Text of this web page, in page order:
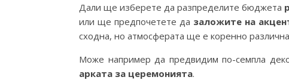
Дали ще изберете да разпределите бюджета
или ще предпочетете да заложите на
сходна, но атмосферата ще е коренно
Може например да предвидим по-семпла
арката за церемонията.